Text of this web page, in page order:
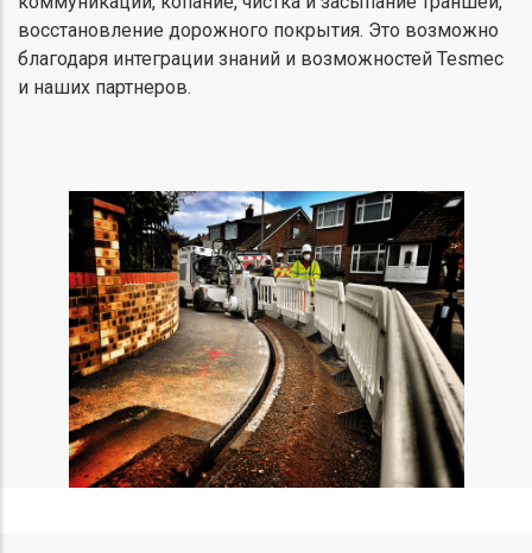
восстановление дорожного покрытия. Это возможно
благодаря интеграции знаний и возможностей Tesmec
и наших партнеров.